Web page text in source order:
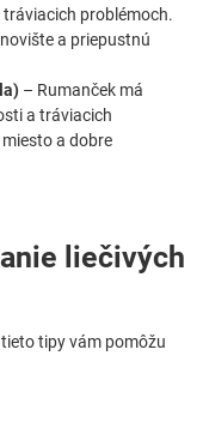
problémoch.
a priepustnú
– Rumanček má
a tráviacich
a dobre
liečivých
tipy vám pomôžu